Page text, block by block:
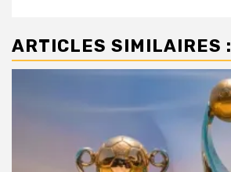
ARTICLES SIMILAIRES :